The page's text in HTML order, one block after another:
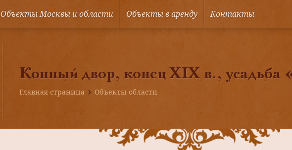
Объекты Москвы и области Объекты в аренду Контакты
Конный двор, конец XIX в., усадьба
Главная страница Объекты области